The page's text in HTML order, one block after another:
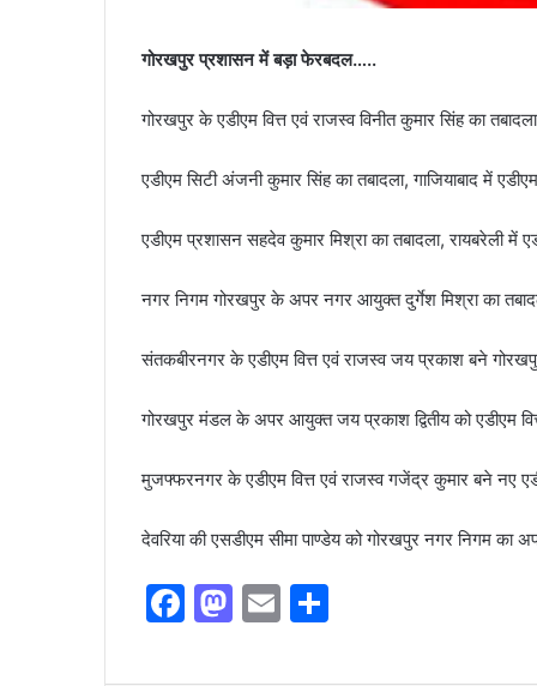
गोरखपुर प्रशासन में बड़ा फेरबदल…..
गोरखपुर के एडीएम वित्त एवं राजस्व विनीत कुमार सिंह का
एडीएम सिटी अंजनी कुमार सिंह का तबादला, गाजियाबाद में
एडीएम प्रशासन सहदेव कुमार मिश्रा का तबादला, रायबरेली में
नगर निगम गोरखपुर के अपर नगर आयुक्त दुर्गेश मिश्रा का
संतकबीरनगर के एडीएम वित्त एवं राजस्व जय प्रकाश बने
गोरखपुर मंडल के अपर आयुक्त जय प्रकाश द्वितीय को एडीएम
मुजफ्फरनगर के एडीएम वित्त एवं राजस्व गजेंद्र कुमार बने नए
देवरिया की एसडीएम सीमा पाण्डेय को गोरखपुर नगर निगम
F
M E